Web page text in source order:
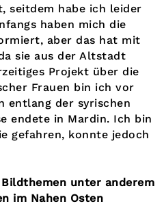
seitdem habe ich leider
haben mich die
aber das hat mit
sie aus der Altstadt
Projekt über die
Frauen bin ich vor
entlang der syrischen
endete in Mardin. Ich bin
gefahren, konnte jedoch
unter anderem
im Nahen Osten